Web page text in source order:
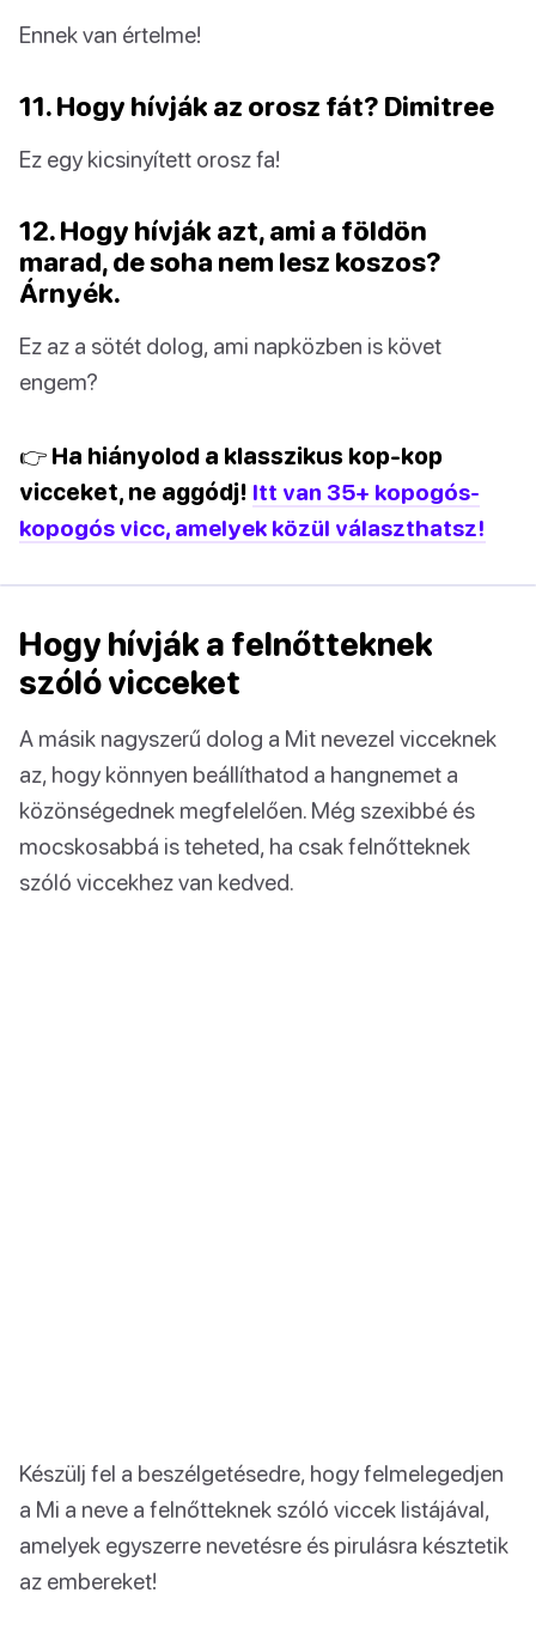
Ennek van értelme!
11. Hogy hívják az orosz fát? Dimitree
Ez egy kicsinyített orosz fa!
12. Hogy hívják azt, ami a földön
marad, de soha nem lesz koszos?
Árnyék.
Ez az a sötét dolog, ami napközben is követ
engem?
👉 Ha hiányolod a klasszikus kop-kop
vicceket, ne aggódj! Itt van 35+ kopogós-
kopogós vicc, amelyek közül választhatsz!
Hogy hívják a felnőtteknek
szóló vicceket
A másik nagyszerű dolog a Mit nevezel vicceknek
az, hogy könnyen beállíthatod a hangnemet a
közönségednek megfelelően. Még szexibbé és
mocskosabbá is teheted, ha csak felnőtteknek
szóló viccekhez van kedved.
Készülj fel a beszélgetésedre, hogy felmelegedjen
a Mi a neve a felnőtteknek szóló viccek listájával,
amelyek egyszerre nevetésre és pirulásra késztetik
az embereket!